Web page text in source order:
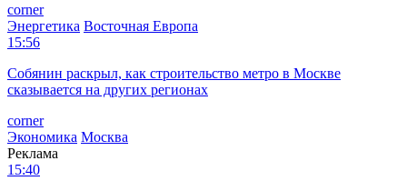
corner
Энергетика Восточная Европа
15:56
Собянин раскрыл, как строительство метро в Москве
сказывается на других регионах
corner
Экономика Москва
Реклама
15:40